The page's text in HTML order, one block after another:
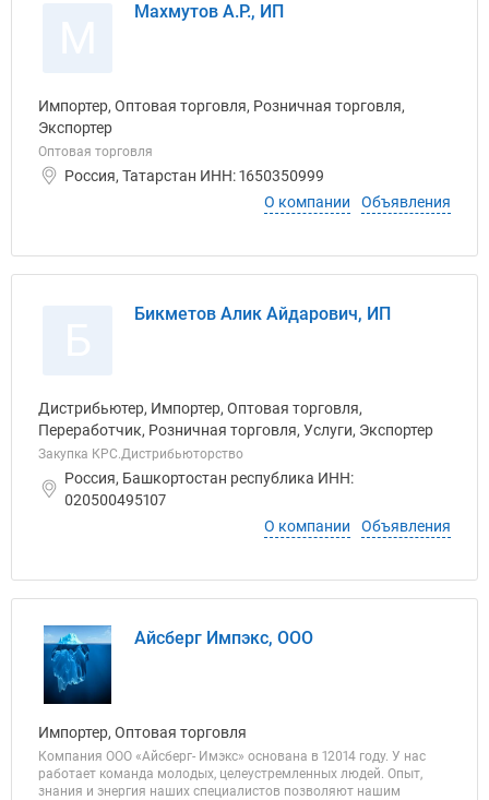
Махмутов А.Р., ИП
Импортер, Оптовая торговля, Розничная торговля,
Экспортер
Оптовая торговля
Россия, Татарстан ИНН: 1650350999
О компании
Объявления
Бикметов Алик Айдарович, ИП
Дистрибьютер, Импортер, Оптовая торговля,
Переработчик, Розничная торговля, Услуги, Экспортер
Закупка КРС.Дистрибьюторство
Россия, Башкортостан республика ИНН:
020500495107
О компании
Объявления
Айсберг Импэкс, ООО
Импортер, Оптовая торговля
Компания ООО «Айсберг- Имэкс» основана в 12014 году. У нас
работает команда молодых, целеустремленных людей. Опыт,
знания и энергия наших специалистов позволяют нашим